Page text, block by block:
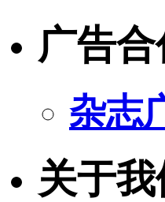
广告合
杂志
关于我